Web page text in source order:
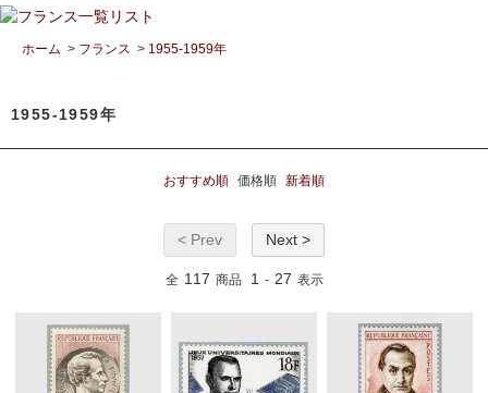
ホーム > フランス > 1955-1959年
1955-1959年
おすすめ順 価格順 新着順
< Prev Next >
全 117 商品 1 - 27 表示